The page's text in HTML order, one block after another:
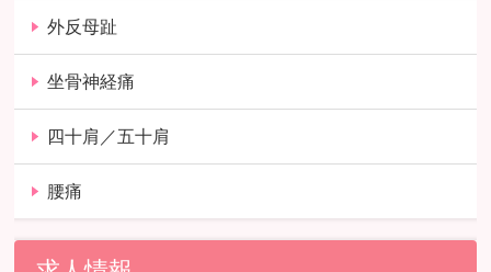
外反母趾
坐骨神経痛
四十肩／五十肩
腰痛